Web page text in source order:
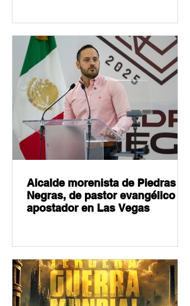
Alcalde morenista de Piedras
Negras, de pastor evangélico a
apostador en Las Vegas